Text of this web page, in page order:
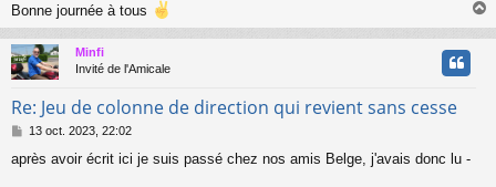
Bonne journée à tous
a
u
Minfi
Invité de l'Amicale
Re: Jeu de colonne de direction qui revient sans cesse
M
s
13 oct. 2023, 22:02
après avoir écrit ici je suis passé chez nos amis Belge, j'avais donc lu -